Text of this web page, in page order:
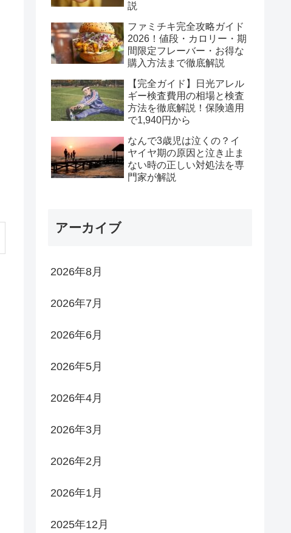
説
ファミチキ完全攻略ガイド
2026！値段・カロリー・期
間限定フレーバー・お得な
購入方法まで徹底解説
【完全ガイド】日光アレル
ギー検査費用の相場と検査
方法を徹底解説！保険適用
で1,940円から
なんで3歳児は泣くの？イ
ヤイヤ期の原因と泣き止ま
ない時の正しい対処法を専
門家が解説
アーカイブ
2026年8月
2026年7月
2026年6月
2026年5月
2026年4月
2026年3月
2026年2月
2026年1月
2025年12月